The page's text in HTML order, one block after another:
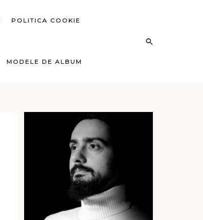
POLITICA COOKIE
MODELE DE ALBUM